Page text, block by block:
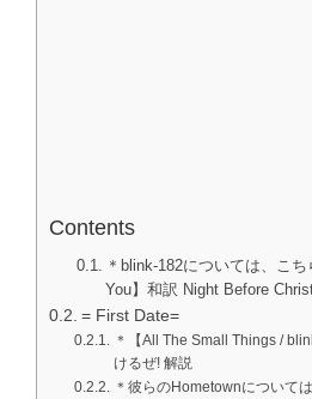
Contents
＊blink-182については、こ
You】和訳 Night Before
= First Date=
＊【All The Small Things /
けるぜ! 解説
＊彼らのHometownについて